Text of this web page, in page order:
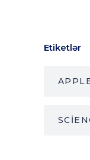
Etiketlər